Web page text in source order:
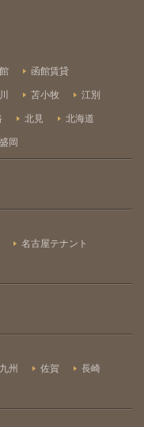
函館賃貸
苫小牧 江別
北見 北海道
盛岡
名古屋テナント
州 佐賀 長崎